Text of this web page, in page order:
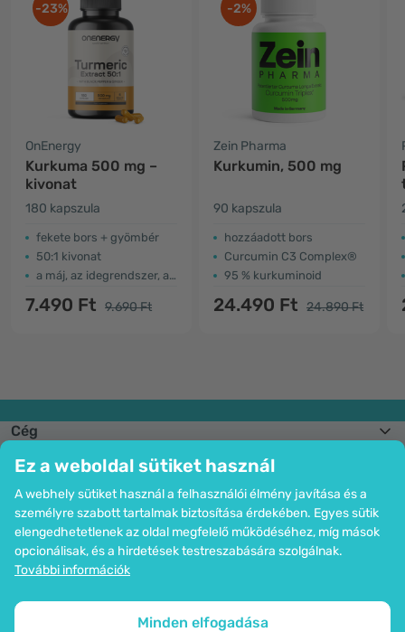
Ez a weboldal sütiket használ
A webhely sütiket használ a felhasználói élmény javítása és a
személyre szabott tartalmak biztosítása érdekében. Egyes sütik
elengedhetetlenek az oldal megfelelő működéséhez, míg mások
opcionálisak, és a hirdetések testreszabására szolgálnak.
További információk
Minden elfogadása
-23%
OnEnergy
Kurkuma 500 mg –
kivonat
180 kapszula
fekete bors + gyömbér
50:1 kivonat
a máj, az idegrendszer, a légzőrendszer támogatása …
7.490 Ft 9.690 Ft
-2%
Zein Pharma
Kurkumin, 500 mg
90 kapszula
hozzáadott bors
Curcumin C3 Complex®
95 % kurkuminoid
24.490 Ft 24.890 Ft
Cég
Csatlakozzon hozzánk
Segítség és megrendelések
Bankkártyás fizetési lehetőség. A személyes adatok garantált védelme
SSL titkosítással.
Az oldal térképe